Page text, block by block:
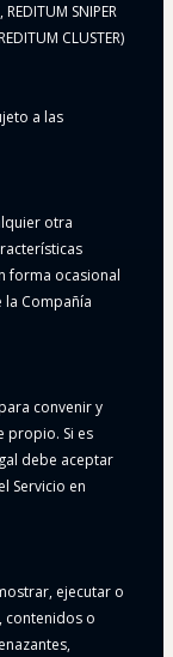
SNIPER
CLUSTER)
a las
otra
forma ocasional
Compañía
convenir y
propio. Si es
debe aceptar
Servicio en
ejecutar o
contenidos o